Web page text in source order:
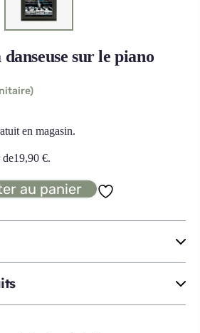
sur le piano
en magasin.
de19,90 €.
au panier